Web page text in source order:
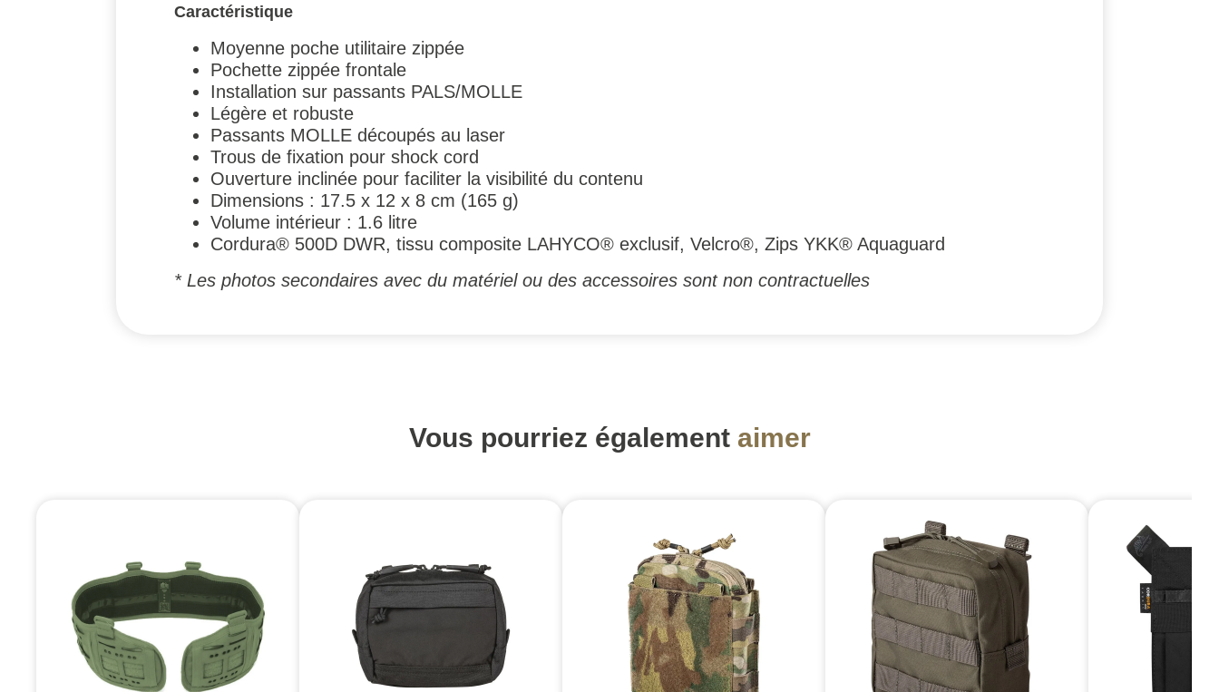
Caractéristique
Moyenne poche utilitaire zippée
Pochette zippée frontale
Installation sur passants PALS/MOLLE
Légère et robuste
Passants MOLLE découpés au laser
Trous de fixation pour shock cord
Ouverture inclinée pour faciliter la visibilité du contenu
Dimensions : 17.5 x 12 x 8 cm (165 g)
Volume intérieur : 1.6 litre
Cordura® 500D DWR, tissu composite LAHYCO® exclusif, Velcro®, Zips YKK® Aquaguard
* Les photos secondaires avec du matériel ou des accessoires sont non contractuelles
Vous pourriez également aimer